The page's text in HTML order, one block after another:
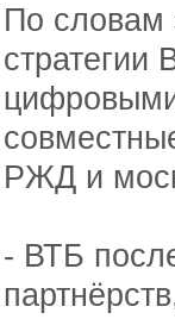
По словам
стратегии
РЖД и
- ВТБ